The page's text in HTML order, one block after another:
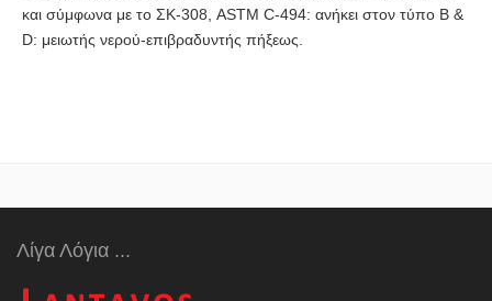
και σύμφωνα με το ΣΚ-308, ASTM C-494: ανήκει στον τύπο B &
D: μειωτής νερού-επιβραδυντής πήξεως.
Λίγα Λόγια ...